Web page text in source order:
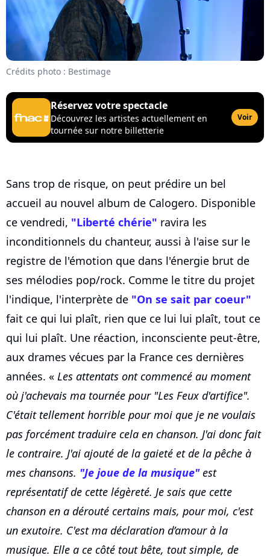
Crédits photo : Bestimage
Réservez votre spectacle
Découvrez les artistes actuellement en
tournée sur notre billetterie
Voir
Sans trop de risque, on peut prédire un bel
accueil au nouvel album de Calogero. Disponible
ce vendredi, "Liberté chérie" ravira les
inconditionnels du chanteur, aussi à l'aise sur le
registre de l'émotion que dans l'énergie brut de
ses mélodies pop/rock. Comme le titre du projet
l'indique, l'interprète de "On se sait par coeur"
fait ce qui lui plaît, rien que ce lui lui plaît, tout ce
qui lui plaît. Une réaction, inconsciente peut-être,
aux drames vécues par la France ces dernières
années. « Les attentats ont commencé au moment
où j'achevais ma tournée pour "Les Feux d'artifice".
C'était tellement horrible pour moi que je ne voulais
pas forcément traduire cela en chanson. J'ai donc fait
le contraire. J'ai ajouté de la gaieté et de la pêche à
mes chansons. "Je joue de la musique"est
représentatif de cette légèreté. Je sais que cette
chanson en a dérouté certains mais, pour moi, c'est
un exutoire. C'est ma déclaration d’amour à la
musique. Elle a ce côté tout bête, tout simple, de